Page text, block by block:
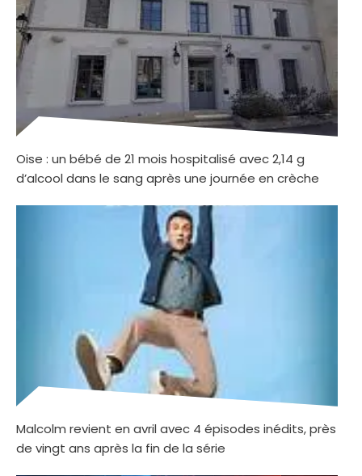
Oise : un bébé de 21 mois hospitalisé avec 2,14 g
d’alcool dans le sang après une journée en crèche
Malcolm revient en avril avec 4 épisodes inédits, près
de vingt ans après la fin de la série